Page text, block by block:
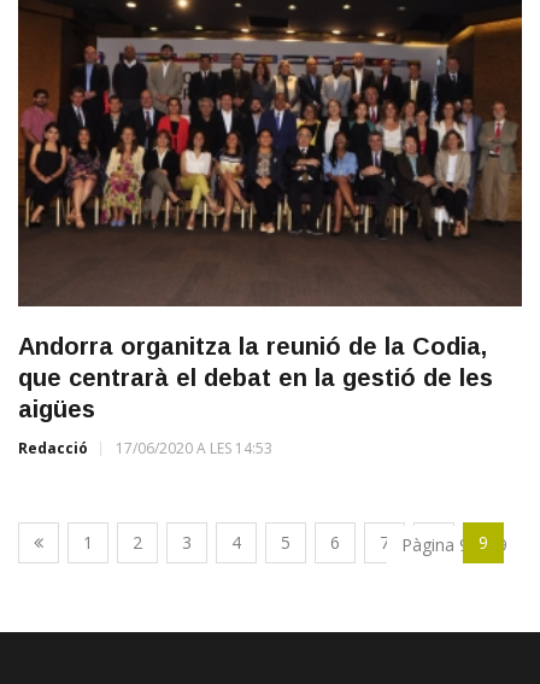
Andorra organitza la reunió de la Codia,
que centrarà el debat en la gestió de les
aigües
Redacció 17/06/2020 A LES 14:53
1 2 3 4 5 6 7 8 9
Pàgina 9 de 9